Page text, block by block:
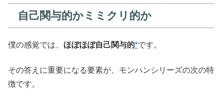
自己関与的かミミクリ的か
僕の感覚では、 ほぼほぼ自己関与的*です。
その答えに重要になる要素が、モンハンシリーズの次の特
徴です。